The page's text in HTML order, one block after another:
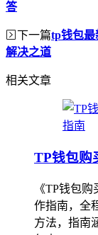
答
下一篇tp钱包最
解决之道
相关文章
TP钱包购
《TP钱包
作指南，全
方法，指南